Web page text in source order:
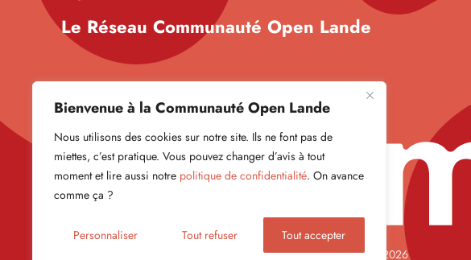
Bienvenue à la Communauté Open Lande
Nous utilisons des cookies sur notre site. Ils ne font pas de
miettes, c’est pratique. Vous pouvez changer d’avis à tout
moment et lire aussi notre politique de confidentialité. On avance
comme ça ?
Personnaliser Tout refuser Tout accepter
Le Réseau Communauté Open Lande
Mentions légales © Open Lande 2026